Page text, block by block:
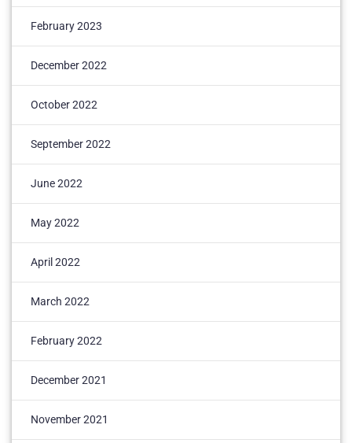
February 2023
December 2022
October 2022
September 2022
June 2022
May 2022
April 2022
March 2022
February 2022
December 2021
November 2021